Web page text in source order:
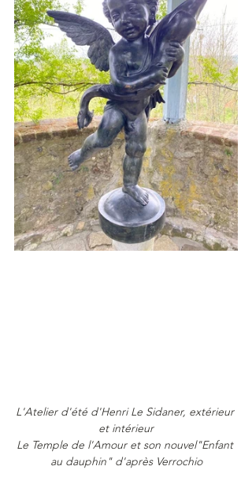
L'Atelier d'été d'Henri Le Sidaner, extérieur
et intérieur
Le Temple de l'Amour et son nouvel"Enfant
au dauphin" d'après Verrochio